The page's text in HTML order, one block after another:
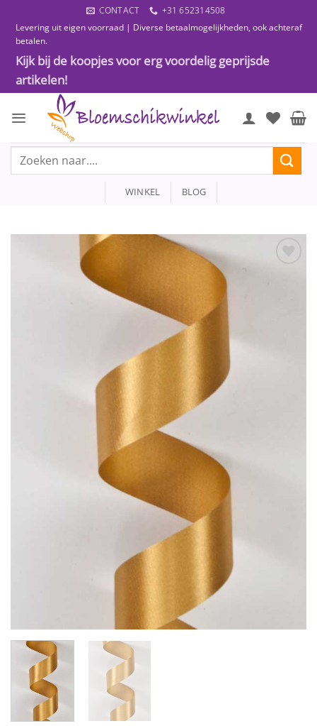
naar
inhoud
CONTACT
+31 652314508
Levering uit eigen voorraad | Diverse betaalmogelijkheden, ook achteraf
betalen.
Kijk bij de koopjes voor erg voordelig geprijsde
artikelen!
Zoeken
WINKEL BLOG